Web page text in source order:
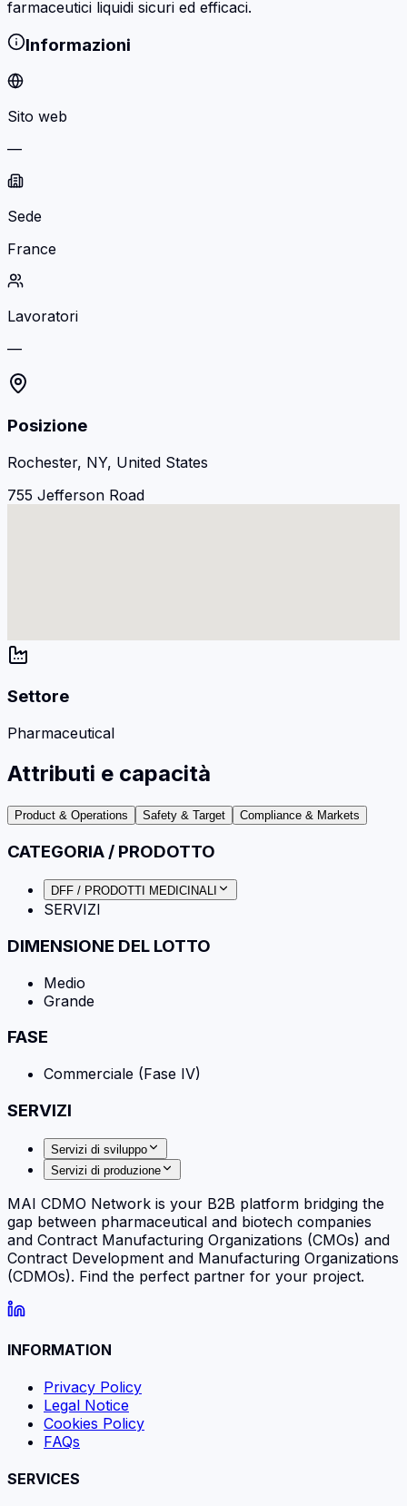
farmaceutici liquidi sicuri ed efficaci.
Informazioni
Sito web
—
Sede
France
Lavoratori
—
Posizione
Rochester, NY, United States
755 Jefferson Road
Settore
Pharmaceutical
Attributi e capacità
Product & Operations Safety & Target Compliance & Markets
CATEGORIA / PRODOTTO
DFF / PRODOTTI MEDICINALI
SERVIZI
DIMENSIONE DEL LOTTO
Medio
Grande
FASE
Commerciale (Fase IV)
SERVIZI
Servizi di sviluppo
Servizi di produzione
MAI CDMO Network is your B2B platform bridging the
gap between pharmaceutical and biotech companies
and Contract Manufacturing Organizations (CMOs) and
Contract Development and Manufacturing Organizations
(CDMOs). Find the perfect partner for your project.
INFORMATION
Privacy Policy
Legal Notice
Cookies Policy
FAQs
SERVICES